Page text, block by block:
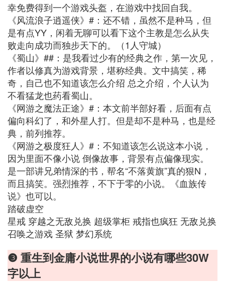
幸免费得到一个游戏头盔，在游戏中找回自我。
《风流浪子逍遥侠》#：还不错，虽然不是种马，但
是有点YY，闲着无聊可以看下这个主教是怎么从失
败走向成功而独步天下的。（1人守城）
《蜀山》##：是我看过少有的经典之作，第一次见，
作者以修真为游戏背景，堪称经典。文中搞笑，稀
奇，自己也不知道该怎么介绍 总之介绍，个人认为
不看猛龙也药看蜀山。
《网游之魔法正途》#：本文前半部好看，后面有点
偏向科幻了，和外星人打。但是却不是种马，也是经
典，前列推荐。
《网游之极度狂人》#：不知道该怎么说这本小说，
因为里面不像小说 倒像故事，背景有点偏像现实。
是一部讲兄弟情深的书，帮名“不落黄旗”真的狠N，
而且搞笑。强烈推荐，不下于零的小说。《血族传
说》也可以。
踏破虚空
星戒 穿越之无敌兑换 超级掌柜 戒指也疯狂 无敌兑换
召唤之游戏 圣狱 梦幻系统
❸ 重生到金庸小说世界的小说有哪些30W
字以上